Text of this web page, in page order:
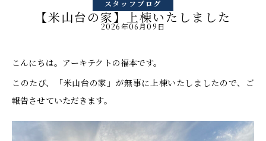
スタッフブログ
【米山台の家】上棟いたしました
2026年06月09日
こんにちは。アーキテクトの福本です。
このたび、「米山台の家」が無事に上棟いたしましたので、ご
報告させていただきます。